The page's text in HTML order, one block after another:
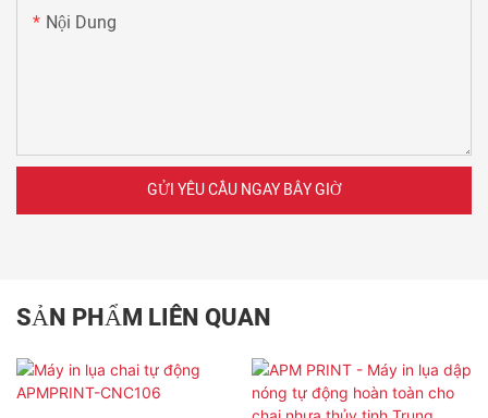
Nội Dung
GỬI YÊU CẦU NGAY BÂY GIỜ
SẢN PHẨM LIÊN QUAN